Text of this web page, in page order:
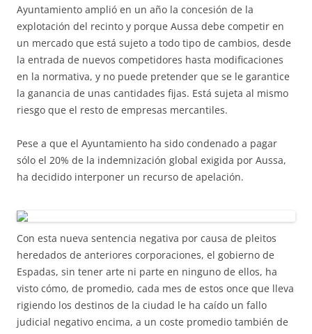
Ayuntamiento amplió en un año la concesión de la
explotación del recinto y porque Aussa debe competir en
un mercado que está sujeto a todo tipo de cambios, desde
la entrada de nuevos competidores hasta modificaciones
en la normativa, y no puede pretender que se le garantice
la ganancia de unas cantidades fijas. Está sujeta al mismo
riesgo que el resto de empresas mercantiles.
Pese a que el Ayuntamiento ha sido condenado a pagar
sólo el 20% de la indemnización global exigida por Aussa,
ha decidido interponer un recurso de apelación.
Con esta nueva sentencia negativa por causa de pleitos
heredados de anteriores corporaciones, el gobierno de
Espadas, sin tener arte ni parte en ninguno de ellos, ha
visto cómo, de promedio, cada mes de estos once que lleva
rigiendo los destinos de la ciudad le ha caído un fallo
judicial negativo encima, a un coste promedio también de